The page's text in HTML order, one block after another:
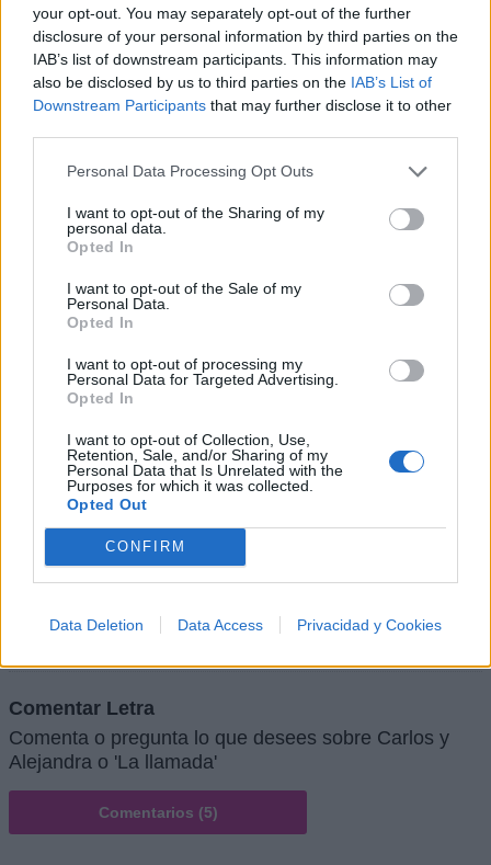
your opt-out. You may separately opt-out of the further
disclosure of your personal information by third parties on the
IAB’s list of downstream participants. This information may
also be disclosed by us to third parties on the IAB’s List of
Downstream Participants that may further disclose it to other
Personal Data Processing Opt Outs
I want to opt-out of the Sharing of my
personal data.
Opted In
I want to opt-out of the Sale of my
Personal Data.
Opted In
I want to opt-out of processing my
Personal Data for Targeted Advertising.
Opted In
I want to opt-out of Collection, Use,
Retention, Sale, and/or Sharing of my
Personal Data that Is Unrelated with the
Purposes for which it was collected.
Opted Out
CONFIRM
Data Deletion Data Access Privacidad y Cookies
más apoyados y visitados de esta semana.
¿Apoyar a Carlos y Alejandra?
7 0
Ranking de Carlos y Alejandra TOP Música
+ Letras de Música Latina
Lo Mejor de la Música Latina Novedades Música Latina
Comentar Letra
Comenta o pregunta lo que desees sobre Carlos y
Alejandra o 'La llamada'
Comentarios (5)